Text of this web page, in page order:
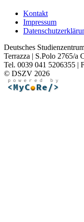
Kontakt
Impressum
Deutsches
Terrazza | S.Polo 2765/a
Tel. 0039 041 5206355 |
© DSZV 2026